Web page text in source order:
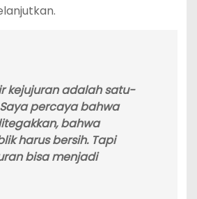
kejujuran adalah satu-
percaya bahwa
bahwa
harus bersih. Tapi
bisa menjadi